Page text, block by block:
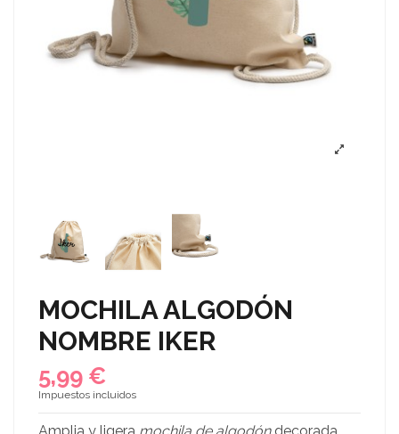
MOCHILA ALGODÓN
NOMBRE IKER
5,99 €
Impuestos incluidos
Amplia y ligera mochila de algodóndecorada